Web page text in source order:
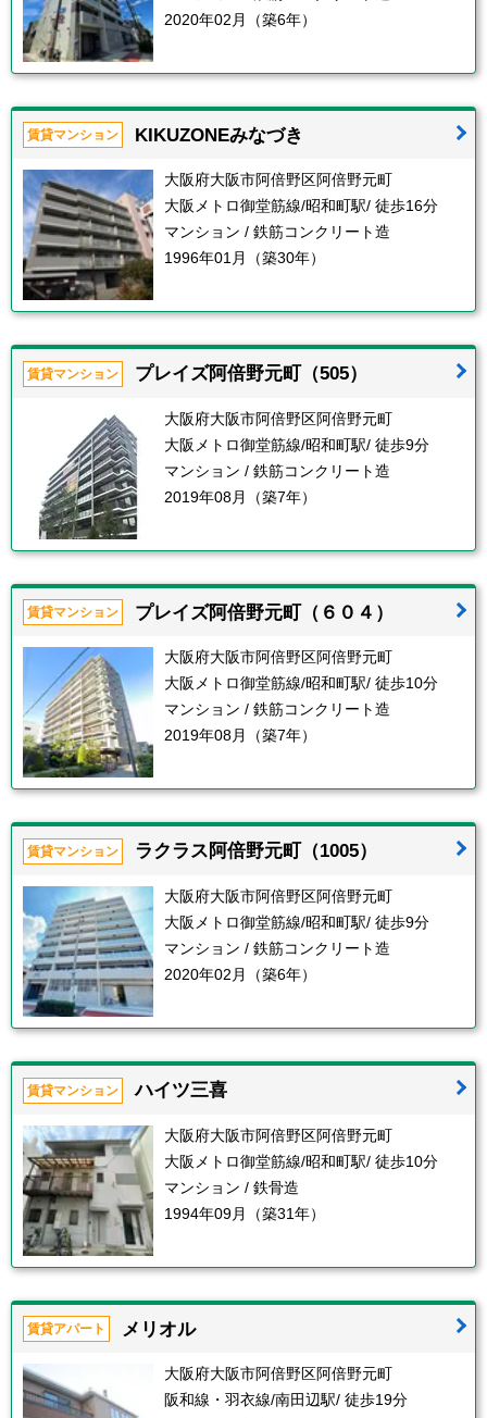
2020年02月（築6年）
賃貸マンション KIKUZONEみなづき
大阪府大阪市阿倍野区阿倍野元町
大阪メトロ御堂筋線/昭和町駅/ 徒歩16分
マンション / 鉄筋コンクリート造
1996年01月（築30年）
賃貸マンション プレイズ阿倍野元町（505）
大阪府大阪市阿倍野区阿倍野元町
大阪メトロ御堂筋線/昭和町駅/ 徒歩9分
マンション / 鉄筋コンクリート造
2019年08月（築7年）
賃貸マンション プレイズ阿倍野元町（６０４）
大阪府大阪市阿倍野区阿倍野元町
大阪メトロ御堂筋線/昭和町駅/ 徒歩10分
マンション / 鉄筋コンクリート造
2019年08月（築7年）
賃貸マンション ラクラス阿倍野元町（1005）
大阪府大阪市阿倍野区阿倍野元町
大阪メトロ御堂筋線/昭和町駅/ 徒歩9分
マンション / 鉄筋コンクリート造
2020年02月（築6年）
賃貸マンション ハイツ三喜
大阪府大阪市阿倍野区阿倍野元町
大阪メトロ御堂筋線/昭和町駅/ 徒歩10分
マンション / 鉄骨造
1994年09月（築31年）
賃貸アパート メリオル
大阪府大阪市阿倍野区阿倍野元町
阪和線・羽衣線/南田辺駅/ 徒歩19分